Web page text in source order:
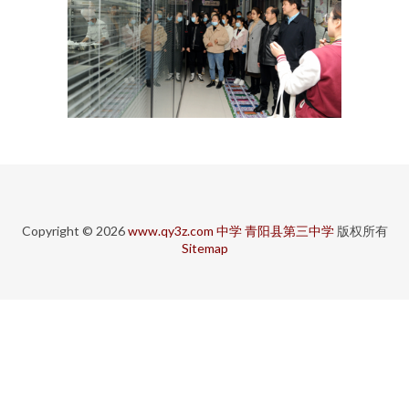
Copyright © 2026www.qy3z.com 中学 青阳县第三中学版权所有
Sitemap